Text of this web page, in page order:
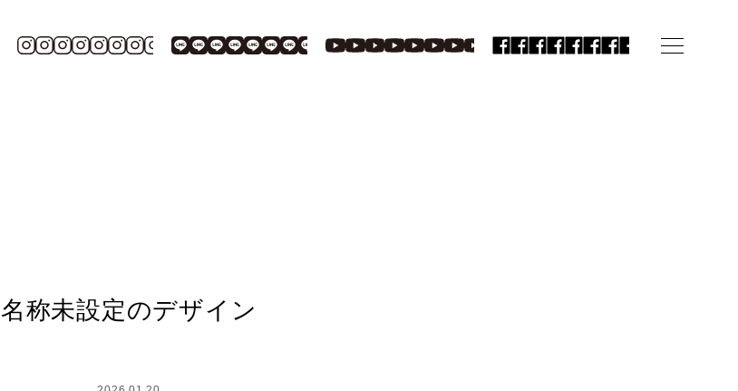
名称未設定のデザイン